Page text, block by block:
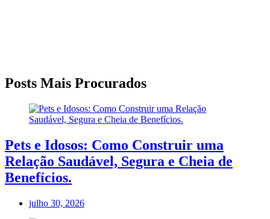
Posts Mais Procurados
Pets e Idosos: Como Construir uma
Relação Saudável, Segura e Cheia de
Benefícios.
julho 30, 2026